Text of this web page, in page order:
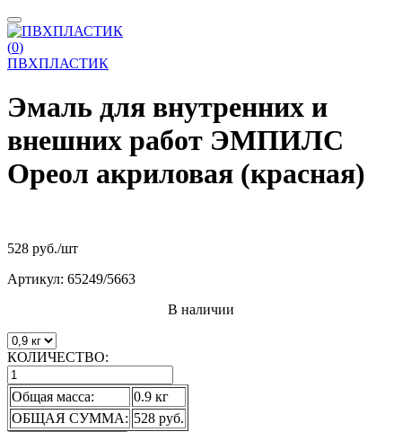
(0)
ПВХПЛАСТИК
Эмаль для внутренних и
внешних работ ЭМПИЛС
Ореол акриловая (красная)
528 руб./шт
Артикул: 65249/5663
В наличии
КОЛИЧЕСТВО:
Общая масса:
0.9 кг
ОБЩАЯ СУММА: 528 руб.